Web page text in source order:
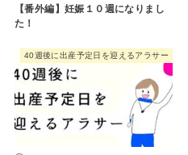
【番外編】妊娠１０週になりまし
た！
40週後に出産予定日を迎えるアラサー